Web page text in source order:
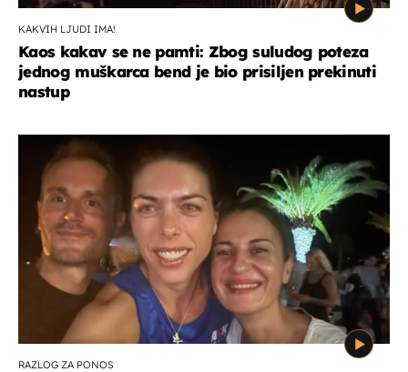
KAKVIH LJUDI IMA!
Kaos kakav se ne pamti: Zbog suludog poteza
jednog muškarca bend je bio prisiljen prekinuti
nastup
RAZLOG ZA PONOS